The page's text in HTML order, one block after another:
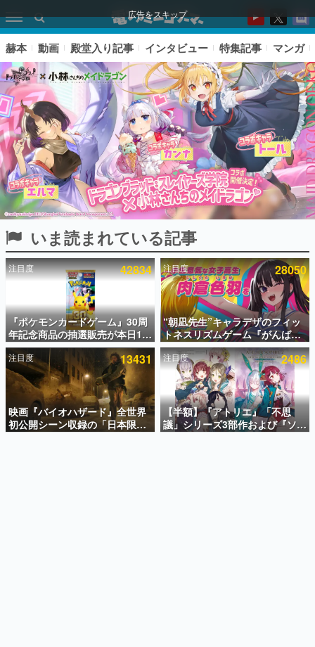
広告をスキップ
ピックアップ
電ファミのいま読まれている記事ランキング
アプリセール情報
インタビュー
連載・特集一覧
殿堂入り記事
SNS拡散数が数千以上！ ページビュー数万以上！ などな
ど。多くの人々に読まれた、電ファミ渾身の“殿堂入り”記
事をまとめました。
赫本 動画 殿堂入り記事 インタビュー 特集記事 マンガ
いま読まれている記事
注目度 42834
『ポケモンカードゲーム』30周
年記念商品の抽選販売が本日12
時より開始。拡張パック「30th
CELEBRATION」のボックス
に、「プレミアムデッキセット
エーフィ・ブラッキー」
「FUTURISTIC BOX」の計3商
品
注目度 28050
“朝凪先生”キャラデザのフィッ
トネスリズムゲーム『がんば
れ！チアリズム』Steamストア
ページが公開。キャラクターの
CVは陽向葵ゅかさん
注目度 13431
映画『バイオハザード』全世界
初公開シーン収録の「日本限
定」予告映像が解禁。バイオの
注目度 2486
【半額】『アトリエ』「不思
議」シリーズ3部作および『ソフ
ィーのアトリエ2』公式画集の